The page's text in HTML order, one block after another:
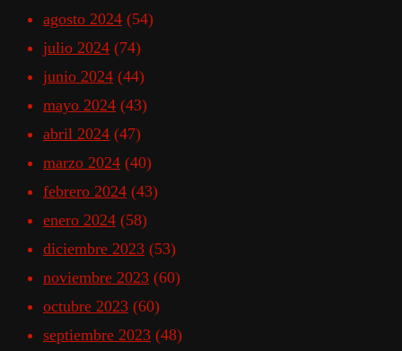
agosto 2024 (54)
julio 2024 (74)
junio 2024 (44)
mayo 2024 (43)
abril 2024 (47)
marzo 2024 (40)
febrero 2024 (43)
enero 2024 (58)
diciembre 2023 (53)
noviembre 2023 (60)
octubre 2023 (60)
septiembre 2023 (48)